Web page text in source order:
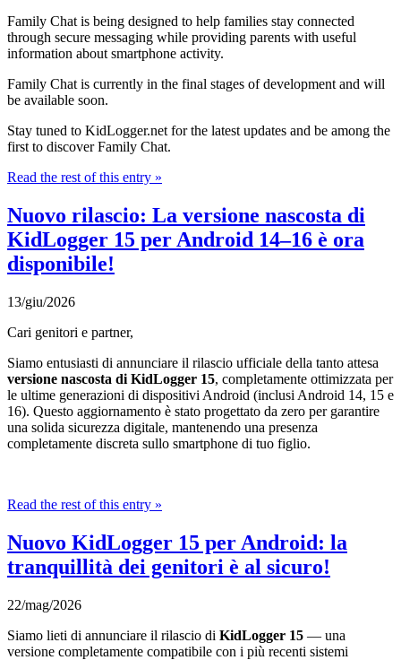
Family Chat is being designed to help families stay connected
through secure messaging while providing parents with useful
information about smartphone activity.
Family Chat is currently in the final stages of development and will
be available soon.
Stay tuned to KidLogger.net for the latest updates and be among the
first to discover Family Chat.
Read the rest of this entry »
Nuovo rilascio: La versione nascosta di
KidLogger 15 per Android 14–16 è ora
disponibile!
13/giu/2026
Cari genitori e partner,
Siamo entusiasti di annunciare il rilascio ufficiale della tanto attesa
versione nascosta di KidLogger 15, completamente ottimizzata per
le ultime generazioni di dispositivi Android (inclusi Android 14, 15 e
16). Questo aggiornamento è stato progettato da zero per garantire
una solida sicurezza digitale, mantenendo una presenza
completamente discreta sullo smartphone di tuo figlio.
Read the rest of this entry »
Nuovo KidLogger 15 per Android: la
tranquillità dei genitori è al sicuro!
22/mag/2026
Siamo lieti di annunciare il rilascio di KidLogger 15 — una
versione completamente compatibile con i più recenti sistemi